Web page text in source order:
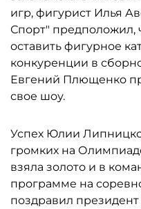
игр, фигурист Илья
Спорт"
оставить фигурное
конкуренции в
Евгений Плющенко
свое шоу.
Успех Юлии
громких на
взяла золото и в
программе на
поздравил